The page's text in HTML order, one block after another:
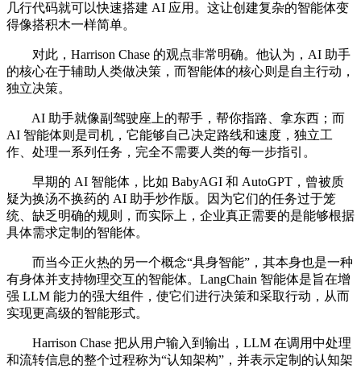
几行代码就可以快速搭建 AI 应用。这让创建复杂的智能体变
得像搭积木一样简单。
对此，Harrison Chase 的观点非常明确。他认为，AI 助手
的核心在于辅助人类做决策，而智能体的核心则是自主行动，
独立决策。
AI 助手就像副驾驶座上的帮手，帮你指路、拿东西；而
AI 智能体则是司机，它能够自己决定路线和速度，独立工
作、处理一系列任务，完全不需要人类的每一步指引。
早期的 AI 智能体，比如 BabyAGI 和 AutoGPT，曾被质
疑为换汤不换药的 AI 助手炒作版。因为它们的任务过于笼
统、缺乏明确的规则，而实际上，企业真正需要的是能够根据
具体需求定制的智能体。
而当今正火热的另一个概念“具身智能”，其本身也是一种
有身体并支持物理交互的智能体。LangChain 智能体是旨在增
强 LLM 能力的强大组件，使它们进行决策和采取行动，从而
实现更高级的智能形式。
Harrison Chase 把从用户输入到输出，LLM 在调用中处理
和流转信息的整个过程称为“认知架构”，并表示定制的认知架